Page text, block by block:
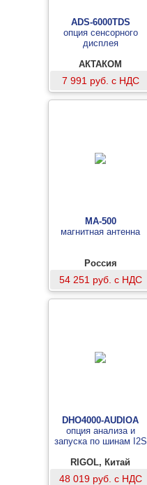
ADS-6000TDS
опция сенсорного
дисплея
АКТАКОМ
7 991 руб. с НДС
МА-500
магнитная антенна
Россия
54 251 руб. с НДС
DHO4000-AUDIOA
опция анализа и
запуска по шинам I2S
RIGOL, Китай
48 019 руб. с НДС